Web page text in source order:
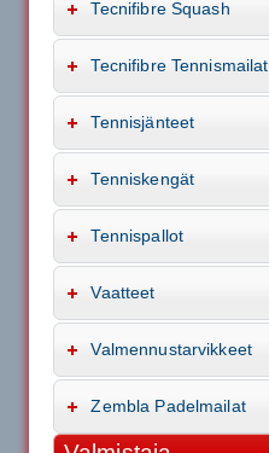
Tecnifibre Squash
Tecnifibre Tennismailat
Tennisjänteet
Tenniskengät
Tennispallot
Vaatteet
Valmennustarvikkeet
Zembla Padelmailat